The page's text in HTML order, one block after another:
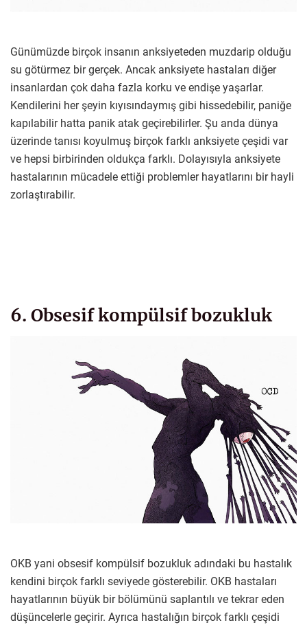
Günümüzde birçok insanın anksiyeteden muzdarip olduğu
su götürmez bir gerçek. Ancak anksiyete hastaları diğer
insanlardan çok daha fazla korku ve endişe yaşarlar.
Kendilerini her şeyin kıyısındaymış gibi hissedebilir, paniğe
kapılabilir hatta panik atak geçirebilirler. Şu anda dünya
üzerinde tanısı koyulmuş birçok farklı anksiyete çeşidi var
ve hepsi birbirinden oldukça farklı. Dolayısıyla anksiyete
hastalarının mücadele ettiği problemler hayatlarını bir hayli
zorlaştırabilir.
6. Obsesif kompülsif bozukluk
OKB yani obsesif kompülsif bozukluk adındaki bu hastalık
kendini birçok farklı seviyede gösterebilir. OKB hastaları
hayatlarının büyük bir bölümünü saplantılı ve tekrar eden
düşüncelerle geçirir. Ayrıca hastalığın birçok farklı çeşidi